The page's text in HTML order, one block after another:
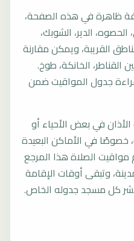
ظاهرة في هذه الصفحة،
الدير، الشوبك،
القريبة، ويمكن مقارنة
الخانكة، طوخ.
جدول المواقيت ضمن
في بعض الأحياء أو
خصوصًا في الأماكن البعيدة
الصلاة هذا المرجع
وتبقى أوقات الإقامة
كل مسجد جدوله الخاص.